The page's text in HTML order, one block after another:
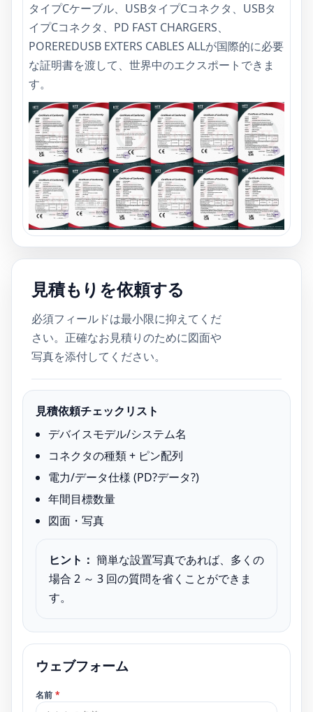
タイプCケーブル、USBタイプCコネクタ、USBタ
イプCコネクタ、PD FAST CHARGERS、
POREREDUSB EXTERS CABLES ALLが国際的に必要
な証明書を渡して、世界中のエクスポートできま
す。
見積もりを依頼する
必須フィールドは最小限に抑えてくだ
さい。正確なお見積りのために図面や
写真を添付し​​てください。
見積依頼チェックリスト
デバイスモデル/システム名
コネクタの種類 + ピン配列
電力/データ仕様 (PD?データ?)
年間目標数量
図面・写真
ヒント： 簡単な設置写真であれば、多くの
場合 2 ～ 3 回の質問を省くことができま
す。
ウェブフォーム
名前 *